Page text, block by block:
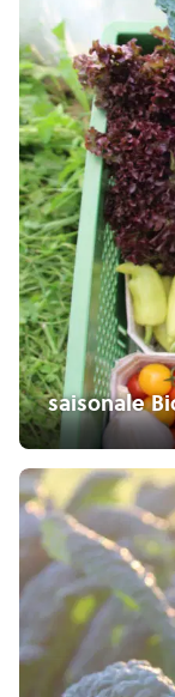
saisonale